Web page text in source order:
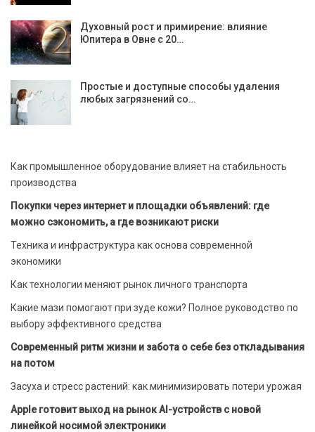
Духовный рост и примирение: влияние
Юпитера в Овне с 20…
Простые и доступные способы удаления
любых загрязнений со…
Как промышленное оборудование влияет на стабильность
производства
Покупки через интернет и площадки объявлений: где
можно сэкономить, а где возникают риски
Техника и инфраструктура как основа современной
экономики
Как технологии меняют рынок личного транспорта
Какие мази помогают при зуде кожи? Полное руководство по
выбору эффективного средства
Современный ритм жизни и забота о себе без откладывания
на потом
Засуха и стресс растений: как минимизировать потери урожая
Apple готовит выход на рынок AI-устройств с новой
линейкой носимой электроники